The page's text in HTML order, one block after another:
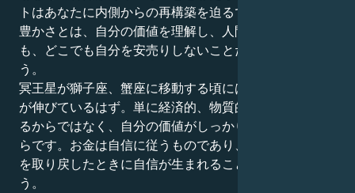
トはあなたに内側からの再構築を迫るでしょう。本当の
豊かさとは、自分の価値を理解し、人間関係でも仕事で
も、どこでも自分を安売りしないことだと気づくでしょ
う。
冥王星が獅子座、蟹座に移動する頃には、あなたは背筋
が伸びているはず。単に経済的、物質的な生活が強くな
るからではなく、自分の価値がしっかりと立っているか
らです。お金は自信に従うものであり、あなたがパワー
を取り戻したときに自信が生まれることを知るでしょ
う。